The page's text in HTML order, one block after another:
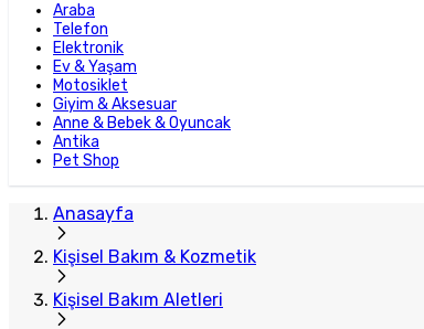
Araba
Telefon
Elektronik
Ev & Yaşam
Motosiklet
Giyim & Aksesuar
Anne & Bebek & Oyuncak
Antika
Pet Shop
Anasayfa
Kişisel Bakım & Kozmetik
Kişisel Bakım Aletleri